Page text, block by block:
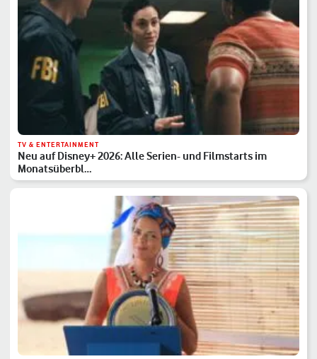
TV & ENTERTAINMENT
Neu auf Disney+ 2026: Alle Serien- und Filmstarts im
Monatsüberbl…